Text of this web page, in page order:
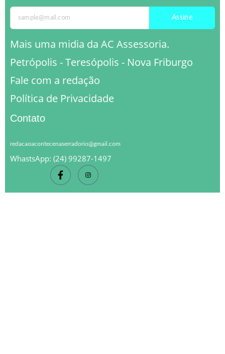
Assine
Mais uma midia da AC Assessoria.
Petrópolis - Teresópolis - Nova Friburgo
Fale com a redação
Política de Privacidade
Contato
redacaoacontecenaserradorio@gmail.com
WhastsApp: (24) 99287-1497